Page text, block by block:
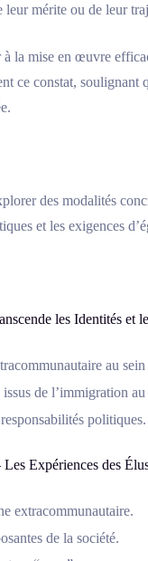
mérite ou de leur
à la mise en œuvre
ce constat,
des modalités
et les exigences
les Identités et
au
de l’immigration
politiques.
Expériences des
extracommunautaire.
de la société.